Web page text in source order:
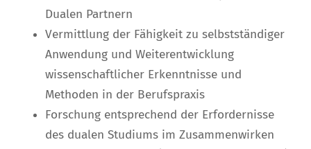
Dualen Partnern
Vermittlung der Fähigkeit zu selbstständiger
Anwendung und Weiterentwicklung
wissenschaftlicher Erkenntnisse und
Methoden in der Berufspraxis
Forschung entsprechend der Erfordernisse
des dualen Studiums im Zusammenwirken